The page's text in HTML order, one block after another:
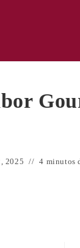
2025 4 minutos